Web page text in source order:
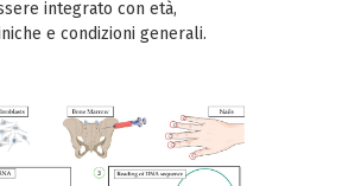
integrato con età,
e condizioni generali.